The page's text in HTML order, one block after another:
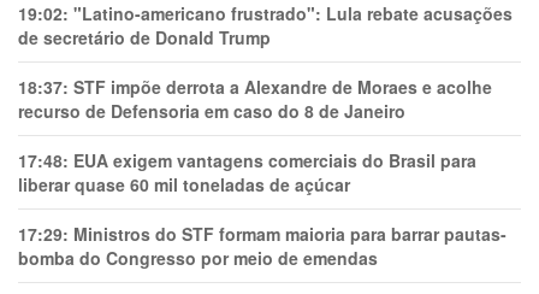
19:02: "Latino-americano frustrado": Lula rebate acusações
de secretário de Donald Trump
18:37: STF impõe derrota a Alexandre de Moraes e acolhe
recurso de Defensoria em caso do 8 de Janeiro
17:48: EUA exigem vantagens comerciais do Brasil para
liberar quase 60 mil toneladas de açúcar
17:29: Ministros do STF formam maioria para barrar pautas-
bomba do Congresso por meio de emendas